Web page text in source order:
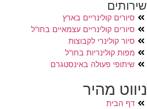
שירותים
סיורים קולינריים בארץ
סיורים קולינריים עצמאיים בחו"ל
סיור קולינרי לקבוצות
מפות קולינריות בחו"ל
שיתופי פעולה באינסטגרם
ניווט מהיר
דף הבית